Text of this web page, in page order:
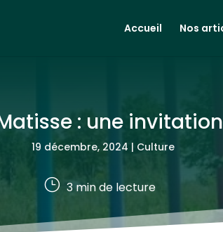
Accueil Nos
: une
19 décembre, 2024 | Culture
} 3 min de lecture